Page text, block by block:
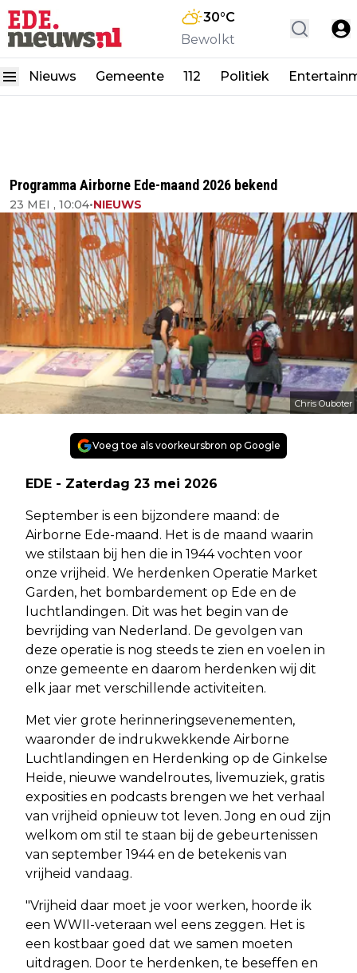
30°C
Bewolkt
Nieuws Gemeente 112 Politiek
Programma Airborne Ede-maand 2026 bekend
23 MEI , 10:04•NIEUWS
Chris Ouboter
Voeg toe als voorkeursbron op Google
EDE - Zaterdag 23 mei 2026
September is een bijzondere maand: de
Airborne Ede-maand. Het is de maand waarin
we stilstaan bij hen die in 1944 vochten voor
onze vrijheid. We herdenken Operatie Market
Garden, het bombardement op Ede en de
luchtlandingen. Dit was het begin van de
bevrijding van Nederland. De gevolgen van
deze operatie is nog steeds te zien en voelen in
onze gemeente en daarom herdenken wij dit
elk jaar met verschillende activiteiten.
Met vier grote herinneringsevenementen,
waaronder de indrukwekkende Airborne
Luchtlandingen en Herdenking op de Ginkelse
Heide, nieuwe wandelroutes, livemuziek, gratis
exposities en podcasts brengen we het verhaal
van vrijheid opnieuw tot leven. Jong en oud zijn
welkom om stil te staan bij de gebeurtenissen
van september 1944 en de betekenis van
vrijheid vandaag.
"Vrijheid daar moet je voor werken, hoorde ik
een WWII-veteraan wel eens zeggen. Het is
een kostbaar goed dat we samen moeten
uitdragen. Door te herdenken, te beseffen en